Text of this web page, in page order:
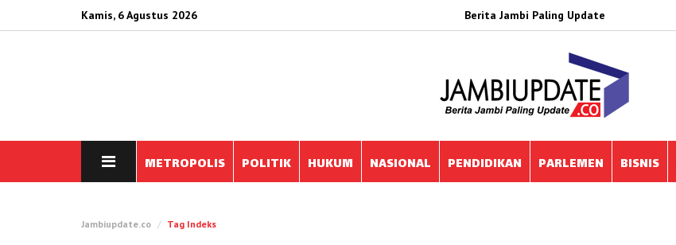
Kamis, 6 Agustus 2026 Berita Jambi Paling Update
METROPOLIS POLITIK HUKUM NASIONAL PENDIDIKAN PARLEMEN BISNIS
Jambiupdate.co Tag Indeks